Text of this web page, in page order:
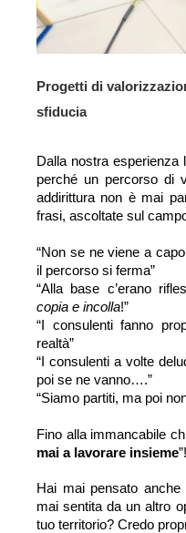
Progetti di
sfiducia
Dalla nostra esperienza
perché un percorso di
addirittura non è mai
frasi, ascoltate sul
“Non se ne viene a
il percorso si ferma”
copia e incolla!”
“I consulenti fanno
realtà”
“I consulenti a volte
poi se ne vanno….”
“Siamo partiti, ma poi
Fino alla immancabile
mai a lavorare insieme”!
Hai mai pensato
mai sentita da un altro
tuo territorio? Credo